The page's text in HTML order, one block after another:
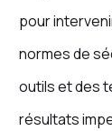
pour
normes de
outils et des
résultats